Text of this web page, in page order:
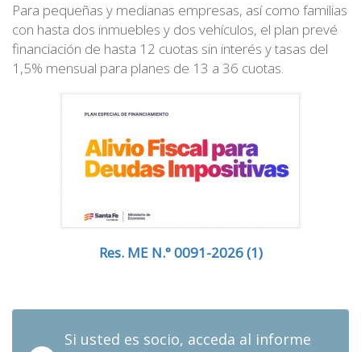
Para pequeñas y medianas empresas, así como familias
con hasta dos inmuebles y dos vehículos, el plan prevé
financiación de hasta 12 cuotas sin interés y tasas del
1,5% mensual para planes de 13 a 36 cuotas.
Res. ME N.° 0091-2026 (1)
Si usted es socio, acceda al informe